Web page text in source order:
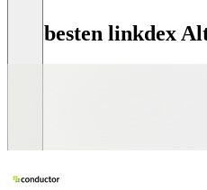
Die besten linkdex